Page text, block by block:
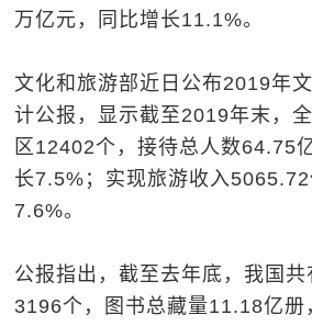
万亿元，同比增长11.1%。
文化和旅游部近日公布2019年
计公报，显示截至2019年末，
区12402个，接待总人数64.75
长7.5%；实现旅游收入
7.6%。
公报指出，截至去年底，我国共
3196个，图书总藏量11.18亿册